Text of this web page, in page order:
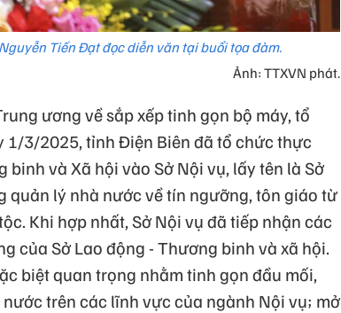
Tiến Đạt đọc diễn văn tại buổi tọa đàm.
Ảnh: TTXVN phát.
ương về sắp xếp tinh gọn bộ máy, tổ
1/3/2025, tỉnh Điện Biên đã tổ chức thực
và Xã hội vào Sở Nội vụ, lấy tên là Sở
quản lý nhà nước về tín ngưỡng, tôn giáo từ
Khi hợp nhất, Sở Nội vụ đã tiếp nhận các
của Sở Lao động - Thương binh và xã hội.
biệt quan trọng nhằm tinh gọn đầu mối,
trên các lĩnh vực của ngành Nội vụ; mở